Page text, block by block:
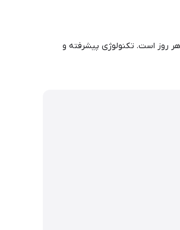
برای هر روز است. تکنولوژی پیشرفته و